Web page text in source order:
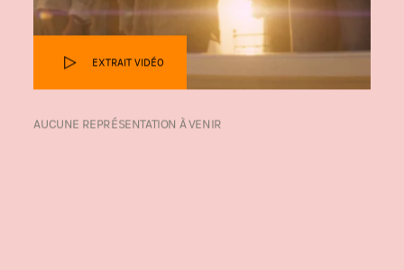
EXTRAIT VIDÉO
AUCUNE REPRÉSENTATION À VENIR